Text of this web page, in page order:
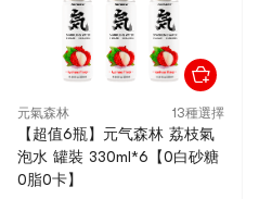
元氣森林 13種選擇
【超值6瓶】元气森林 荔枝氣
泡水 罐裝 330ml*6【0白砂糖
0脂0卡】